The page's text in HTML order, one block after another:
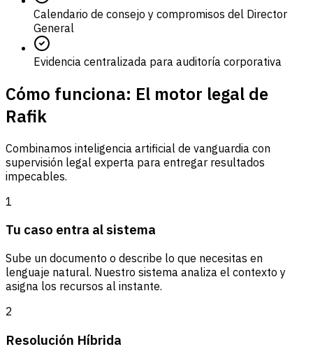
Calendario de consejo y compromisos del Director
General
Evidencia centralizada para auditoría corporativa
Cómo funciona: El motor legal de
Rafik
Combinamos inteligencia artificial de vanguardia con
supervisión legal experta para entregar resultados
impecables.
1
Tu caso entra al sistema
Sube un documento o describe lo que necesitas en
lenguaje natural. Nuestro sistema analiza el contexto y
asigna los recursos al instante.
2
Resolución Híbrida